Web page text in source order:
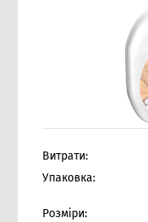
Витрати:
Упаковка:
Розміри: